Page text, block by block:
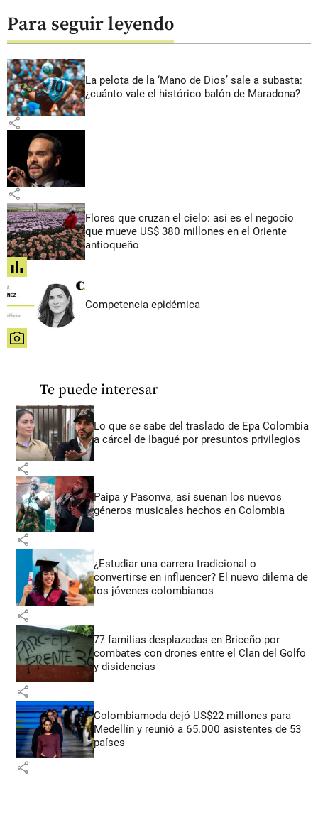
Para seguir leyendo
La pelota de la ‘Mano de Dios’ sale a subasta:
¿cuánto vale el histórico balón de Maradona?
share
share
Flores que cruzan el cielo: así es el negocio
que mueve US$ 380 millones en el Oriente
antioqueño
share
Competencia epidémica
share
Te puede interesar
Lo que se sabe del traslado de Epa Colombia
a cárcel de Ibagué por presuntos privilegios
share
Paipa y Pasonva, así suenan los nuevos
géneros musicales hechos en Colombia
share
¿Estudiar una carrera tradicional o
convertirse en influencer? El nuevo dilema de
los jóvenes colombianos
share
77 familias desplazadas en Briceño por
combates con drones entre el Clan del Golfo
y disidencias
share
Colombiamoda dejó US$22 millones para
Medellín y reunió a 65.000 asistentes de 53
países
share